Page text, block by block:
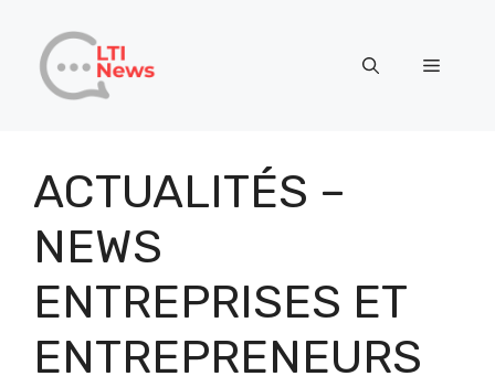
contenu
Menu
ACTUALITÉS –
NEWS
ENTREPRISES ET
ENTREPRENEURS